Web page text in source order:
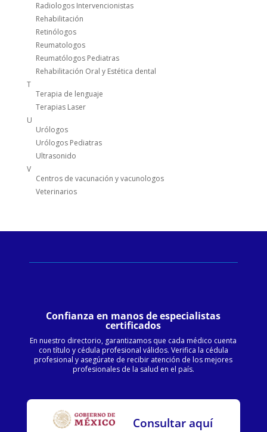
Radiologos Intervencionistas
Rehabilitación
Retinólogos
Reumatologos
Reumatólogos Pediatras
Rehabilitación Oral y Estética dental
T
Terapia de lenguaje
Terapias Laser
U
Urólogos
Urólogos Pediatras
Ultrasonido
V
Centros de vacunación y vacunologos
Veterinarios
Confianza en manos de especialistas
certificados
En nuestro directorio, garantizamos que cada médico cuenta
con título y cédula profesional válidos. Verifica la cédula
profesional y asegúrate de recibir atención de los mejores
profesionales de la salud en el país.
Consultar aquí